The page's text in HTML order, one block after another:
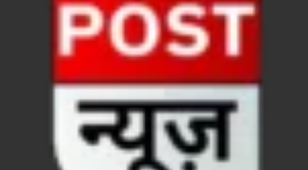
Yuwa Sahkar Sammelan: मुख्यमंत्री ने डीएम वाराणसी
Delhi Air Pollution: फेफड़ों के लिए कितनी खतरनाक हुई
Save Aravali Movement: क्या है अरावली की नई
UP Cough Syrup Issue: कोडीन युक्त कफ सिरप मामले
UP Road Safty: सड़क सुरक्षा के लिए मुख्यमंत्री का 4-ई
KP Maurya Statement: माफिया और समाजवादी पार्टी